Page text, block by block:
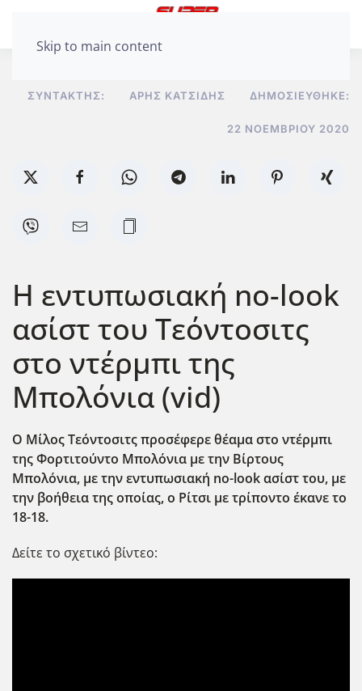
Skip to main content
ΣΥΝΤΆΚΤΗΣ: ΆΡΗΣ ΚΑΤΣΊΔΗΣ ΔΗΜΟΣΙΕΎΘΗΚΕ:
22 ΝΟΕΜΒΡΊΟΥ 2020
Η εντυπωσιακή no-look
ασίστ του Τεόντοσιτς
στο ντέρμπι της
Μπολόνια (vid)
Ο Μίλος Τεόντοσιτς προσέφερε θέαμα στο ντέρμπι
της Φορτιτούντο Μπολόνια με την Βίρτους
Μπολόνια, με την εντυπωσιακή no-look ασίστ του, με
την βοήθεια της οποίας, ο Ρίτσι με τρίποντο έκανε το
18-18.
Δείτε το σχετικό βίντεο: